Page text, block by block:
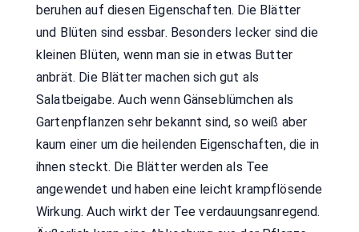
beruhen auf diesen Eigenschaften. Die Blätter
und Blüten sind essbar. Besonders lecker sind die
kleinen Blüten, wenn man sie in etwas Butter
anbrät. Die Blätter machen sich gut als
Salatbeigabe. Auch wenn Gänseblümchen als
Gartenpflanzen sehr bekannt sind, so weiß aber
kaum einer um die heilenden Eigenschaften, die in
ihnen steckt. Die Blätter werden als Tee
angewendet und haben eine leicht krampflösende
Wirkung. Auch wirkt der Tee verdauungsanregend.